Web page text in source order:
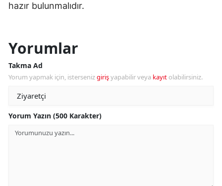
hazır bulunmalıdır.
Yorumlar
Takma Ad
Yorum yapmak için, istersenizgirişyapabilir veya kayıt olabilirsiniz.
Yorum Yazın (500 Karakter)